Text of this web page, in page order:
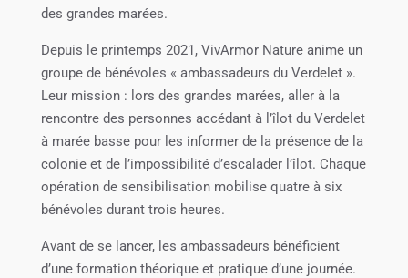
des grandes marées.
Depuis le printemps 2021, VivArmor Nature anime un
groupe de bénévoles « ambassadeurs du Verdelet ».
Leur mission : lors des grandes marées, aller à la
rencontre des personnes accédant à l’îlot du Verdelet
à marée basse pour les informer de la présence de la
colonie et de l’impossibilité d’escalader l’îlot. Chaque
opération de sensibilisation mobilise quatre à six
bénévoles durant trois heures.
Avant de se lancer, les ambassadeurs bénéficient
d’une formation théorique et pratique d’une journée.